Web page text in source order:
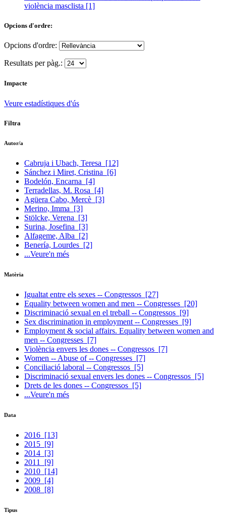
violència masclista [1]
Opcions d'ordre:
Opcions d'ordre:
Resultats per pàg.:
Impacte
Veure estadístiques d'ús
Filtra
Autor/a
Cabruja i Ubach, Teresa [12]
Sánchez i Miret, Cristina [6]
Bodelón, Encarna [4]
Terradellas, M. Rosa [4]
Agüera Cabo, Mercè [3]
Merino, Imma [3]
Stölcke, Verena [3]
Surina, Josefina [3]
Alfageme, Alba [2]
Benería, Lourdes [2]
...Veure'n més
Matèria
Igualtat entre els sexes -- Congressos [27]
Equality between women and men -- Congresses [20]
Discriminació sexual en el treball -- Congressos [9]
Sex discrimination in employment -- Congresses [9]
Employment & social affairs. Equality between women and
men -- Congresses [7]
Violència envers les dones -- Congressos [7]
Women -- Abuse of -- Congresses [7]
Conciliació laboral -- Congressos [5]
Discriminació sexual envers les dones -- Congressos [5]
Drets de les dones -- Congressos [5]
...Veure'n més
Data
2016 [13]
2015 [9]
2014 [3]
2011 [9]
2010 [14]
2009 [4]
2008 [8]
Tipus